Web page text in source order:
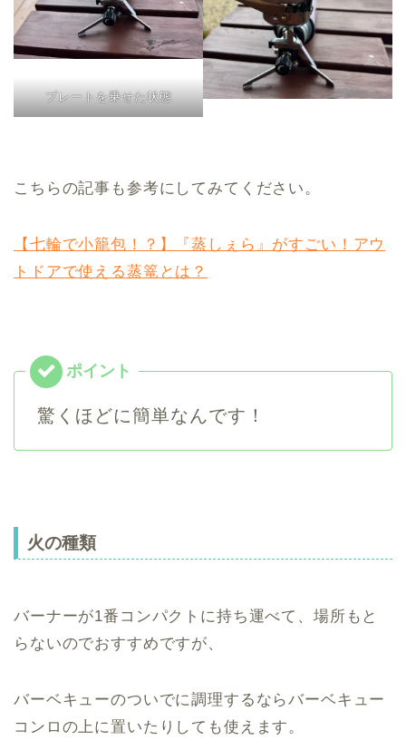
プレートを乗せた状態
こちらの記事も参考にしてみてください。
【七輪で小籠包！？】『蒸しぇら』がすごい！アウ
トドアで使える蒸篭とは？
驚くほどに簡単なんです！
火の種類
バーナーが1番コンパクトに持ち運べて、場所もと
らないのでおすすめですが、
バーベキューのついでに調理するならバーベキュー
コンロの上に置いたりしても使えます。